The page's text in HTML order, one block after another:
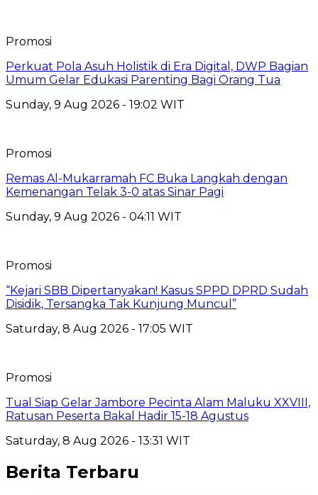
Promosi
Perkuat Pola Asuh Holistik di Era Digital, DWP Bagian
Umum Gelar Edukasi Parenting Bagi Orang Tua
Sunday, 9 Aug 2026 - 19:02 WIT
Promosi
Remas Al-Mukarramah FC Buka Langkah dengan
Kemenangan Telak 3-0 atas Sinar Pagi
Sunday, 9 Aug 2026 - 04:11 WIT
Promosi
“Kejari SBB Dipertanyakan! Kasus SPPD DPRD Sudah
Disidik, Tersangka Tak Kunjung Muncul”
Saturday, 8 Aug 2026 - 17:05 WIT
Promosi
Tual Siap Gelar Jambore Pecinta Alam Maluku XXVIII,
Ratusan Peserta Bakal Hadir 15-18 Agustus
Saturday, 8 Aug 2026 - 13:31 WIT
Berita Terbaru